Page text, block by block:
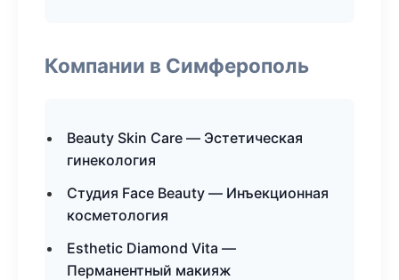
Компании в Симферополь
Beauty Skin Care — Эстетическая
гинекология
Студия Face Beauty — Инъекционная
косметология
Esthetic Diamond Vita —
Перманентный макияж